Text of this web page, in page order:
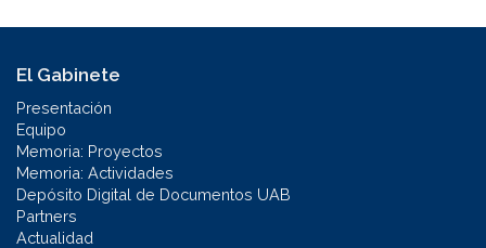
El Gabinete
Presentación
Equipo
Memoria: Proyectos
Memoria: Actividades
Depósito Digital de Documentos UAB
Partners
Actualidad